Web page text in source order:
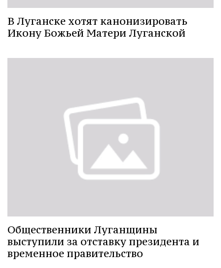
В Луганске хотят канонизировать
Икону Божьей Матери Луганской
Общественники Луганщины
выступили за отставку президента и
временное правительство